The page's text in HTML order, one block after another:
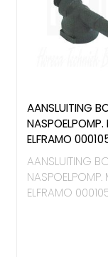
AANSLUITING
NASPOELPOMP.
ELFRAMO
AANSLUITING
NASPOELPOMP.
ELFRAMO